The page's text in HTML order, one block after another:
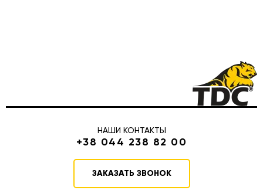
НАШИ КОНТАКТЫ
+38 044 238 82 00
ЗАКАЗАТЬ ЗВОНОК